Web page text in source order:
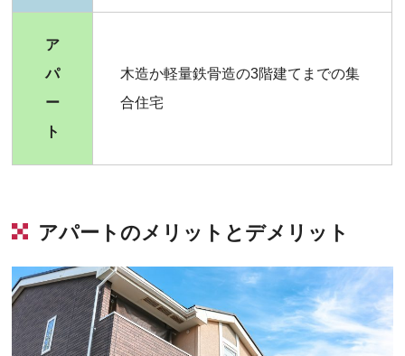
ア
パ
ー
ト
木造か軽量鉄骨造の3階建てまでの集
合住宅
アパートのメリットとデメリット